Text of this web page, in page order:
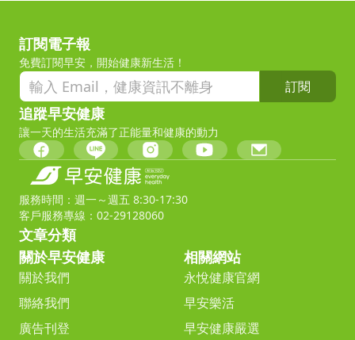
訂閱電子報
免費訂閱早安，開始健康新生活！
訂閱
追蹤早安健康
讓一天的生活充滿了正能量和健康的動力
服務時間：週一～週五 8:30-17:30
客戶服務專線：02-29128060
文章分類
關於早安健康
關於我們
聯絡我們
廣告刊登
相關網站
永悅健康官網
早安樂活
早安健康嚴選